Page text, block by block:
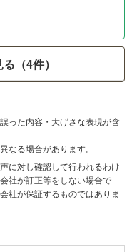
（4件）
った内容・大げさな表現が含
なる場合があります。
に対し確認して行われるわけ
社が訂正等をしない場合で
社が保証するものではありま